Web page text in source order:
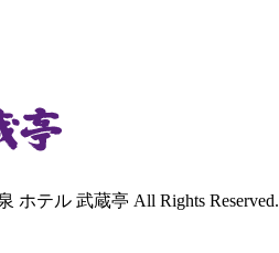
ホテル 武蔵亭 All Rights Reserved.